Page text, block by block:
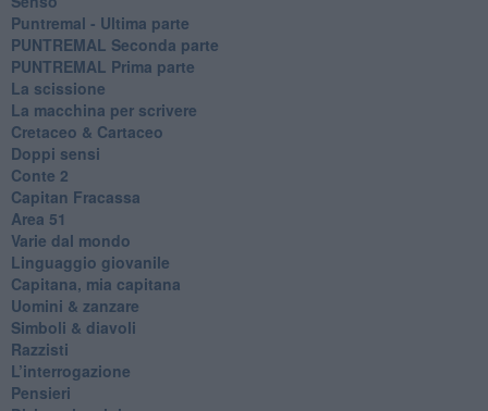
Puntremal - Ultima parte
PUNTREMAL Seconda parte
​PUNTREMAL Prima parte
La scissione
La macchina per scrivere
Cretaceo & Cartaceo
Doppi sensi
​Conte 2
​Capitan Fracassa
​Area 51
Varie dal mondo
​Linguaggio giovanile
​Capitana, mia capitana
Uomini & zanzare
​Simboli & diavoli
Razzisti
​L’interrogazione
Pensieri